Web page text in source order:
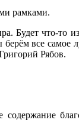
рамками.
Будет что-
все
Рябов.
содержание